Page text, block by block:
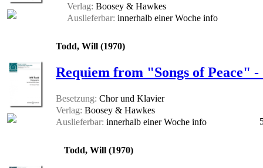
Verlag: Boosey & Hawkes
Auslieferbar: innerhalb einer Woche info
Todd, Will (1970)
Requiem from "Songs of Peace"
Besetzung: Chor und Klavier
Verlag: Boosey & Hawkes
Auslieferbar: innerhalb einer Woche info
Todd, Will (1970)